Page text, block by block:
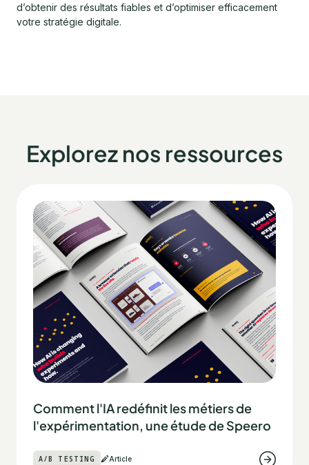
d’obtenir des résultats fiables et d’optimiser efficacement
votre stratégie digitale.
Explorez nos ressources
Comment l'IA redéfinit les métiers de
l'expérimentation, une étude de Speero
A/B TESTING Article